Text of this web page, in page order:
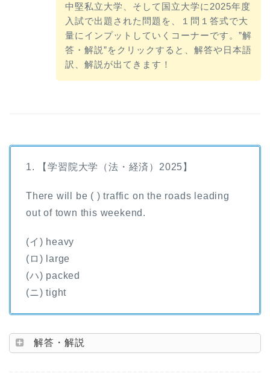
中堅私立大学、そして国立大学に2025年度
入試で出題された問題を、１問１答式で大
量にインプットしていくコーナーです。”解
答・解説”をクリックすると、解答や日本語
訳、解説が出てきます！
1. 【学習院大学（法・経済）2025】
There will be ( ) traffic on the roads leading
out of town this weekend.
(イ) heavy
(ロ) large
(ハ) packed
(ニ) tight
解答・解説